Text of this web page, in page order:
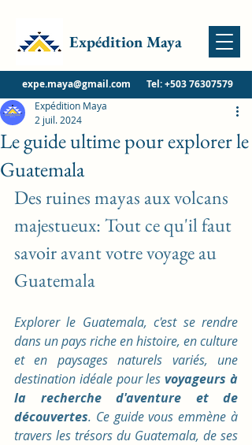
expe.maya@gmail.com Tel:+503 76307579
Expédition Maya
Le guide ultime pour explorer le
Guatemala
Expédition Maya
2 juil. 2024
Des ruines mayas aux volcans
majestueux: Tout ce qu'il faut
savoir avant votre voyage au
Guatemala
Explorer le Guatemala, c'est se rendre
dans un pays riche en histoire, en culture
et en paysages naturels variés, une
destination idéale pour les voyageurs à
la recherche d'aventure et de
découvertes. Ce guide vous emmène à
travers les trésors du Guatemala, de ses